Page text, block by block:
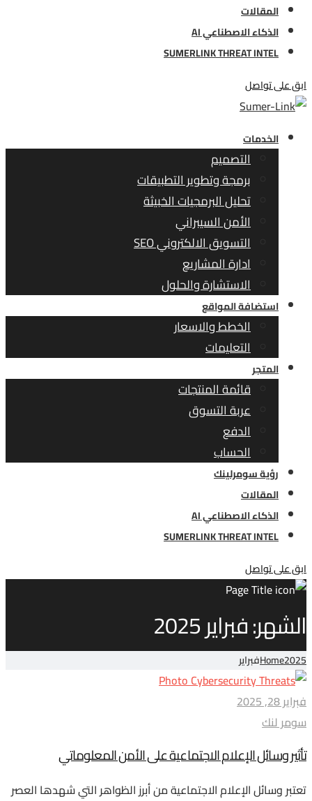
المقالات
الذكاء الاصطناعي AI
SUMERLINK THREAT INTEL
ابق على تواصل
الخدمات
التصميم
برمجة وتطوير التطبيقات
تحليل البرمجيات الخبيثة
الأمن السيبراني
التسويق الالكتروني SEO
ادارة المشاريع
الاستشارة والحلول
استضافة المواقع
الخطط والاسعار
التعليمات
المتجر
قائمة المنتجات
عربة التسوق
الدفع
الحساب
رؤية سومرلينك
المقالات
الذكاء الاصطناعي AI
SUMERLINK THREAT INTEL
ابق على تواصل
الشهر:فبراير 2025
Home2025 فبراير
فبراير 28, 2025
سومر لنك
تأثير وسائل الإعلام الاجتماعية على الأمن المعلوماتي
تعتبر وسائل الإعلام الاجتماعية من أبرز الظواهر التي شهدها العصر